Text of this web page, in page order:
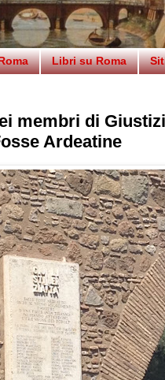
Libri su Roma
membri di
Ardeatine